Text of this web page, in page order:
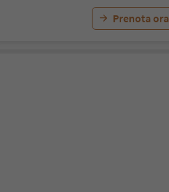
Prenota ora